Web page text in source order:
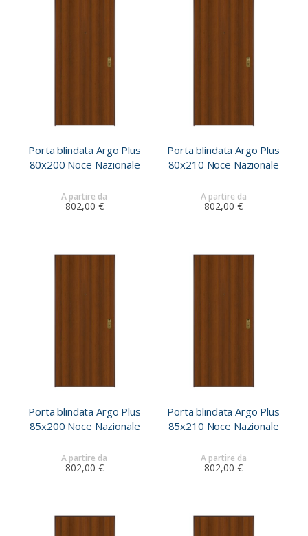
Porta blindata Argo Plus
80x200 Noce Nazionale
A partire da
802,00 €
Porta blindata Argo Plus
80x210 Noce Nazionale
A partire da
802,00 €
Porta blindata Argo Plus
85x200 Noce Nazionale
A partire da
802,00 €
Porta blindata Argo Plus
85x210 Noce Nazionale
A partire da
802,00 €